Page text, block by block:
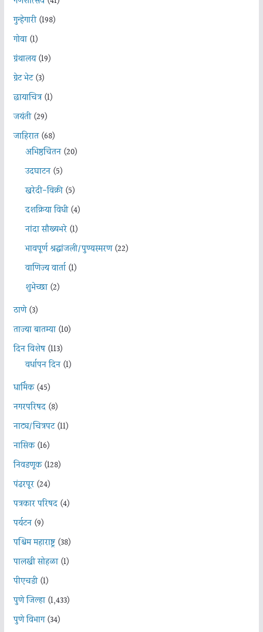
गुन्हेगारी(198)
गोवा(1)
ग्रंथालय(19)
ग्रेट भेट(3)
छायाचित्र(1)
जयंती(29)
जाहिरात(68)
अभिष्ठचिंतन(20)
उदघाटन(5)
खरेदी-विक्री(5)
दशक्रिया विधी(4)
नांदा सौख्यभरे(1)
भावपूर्ण श्रद्धांजली/पुण्यस्मरण(22)
वाणिज्य वार्ता(1)
शुभेच्छा(2)
ठाणे(3)
ताज्या बातम्या(10)
दिन विशेष(113)
वर्धापन दिन(1)
धार्मिक(45)
नगरपरिषद(8)
नाट्य/चित्रपट(11)
नासिक(16)
निवडणूक(128)
पंढरपूर(24)
पत्रकार परिषद(4)
पर्यटन(9)
पश्चिम महाराष्ट्र(38)
पालखी सोहळा(1)
पीएचडी(1)
पुणे जिल्हा(1,433)
पुणे विभाग(34)